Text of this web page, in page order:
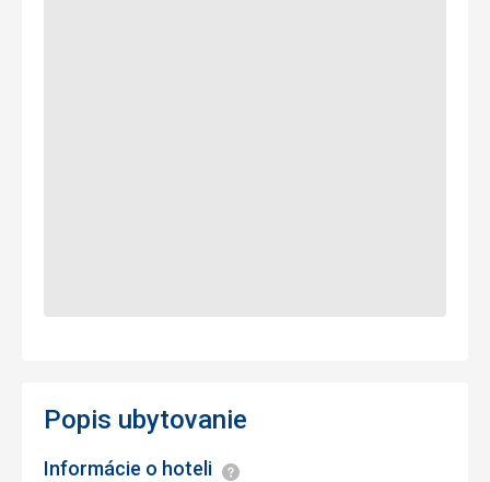
Popis ubytovanie
Informácie o hoteli Informácie